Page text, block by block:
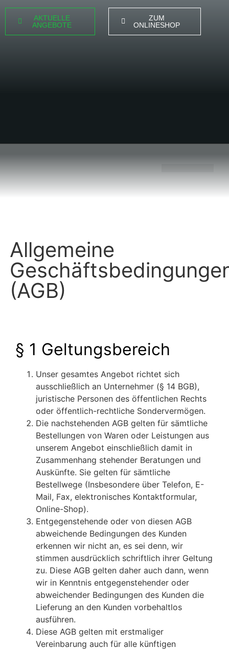
AKTUELLE
ANGEBOTE
ZUM
ONLINESHOP
Allgemeine
(AGB)
§ 1 Geltungsbereich
Unser gesamtes Angebot richtet sich
ausschließlich an Unternehmer (§ 14 BGB),
juristische Personen des öffentlichen Rechts
oder öffentlich-rechtliche Sondervermögen.
Die nachstehenden AGB gelten für sämtliche
Bestellungen von Waren oder Leistungen aus
unserem Angebot einschließlich damit in
Zusammenhang stehender Beratungen und
Auskünfte. Sie gelten für sämtliche
Bestellwege (Insbesondere über Telefon, E-
Mail, Fax, elektronisches Kontaktformular,
Online-Shop).
Entgegenstehende oder von diesen AGB
abweichende Bedingungen des Kunden
erkennen wir nicht an, es sei denn, wir
stimmen ausdrücklich schriftlich ihrer Geltung
zu. Diese AGB gelten daher auch dann, wenn
wir in Kenntnis entgegenstehender oder
abweichender Bedingungen des Kunden die
Lieferung an den Kunden vorbehaltlos
ausführen.
Diese AGB gelten mit erstmaliger
Vereinbarung auch für alle künftigen